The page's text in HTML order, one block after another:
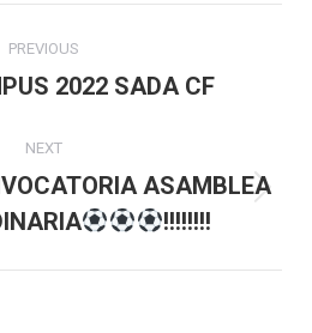
PREVIOUS
Previous
2022 SADA CF
NEXT
Next
post:
ASAMBLEA
!!!!!!!!